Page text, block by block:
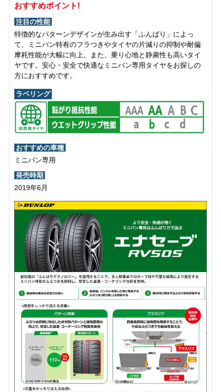
おすすめポイント!
注目の性能
特徴的なパターンデザインが生み出す「ふんばり」によっ
て、ミニバン特有のフラつきやタイヤの片減りの抑制や耐偏
摩耗性能が大幅に向上。また、乗り心地と静粛性も高いタイ
ヤです。安心・安全で快適なミニバン専用タイヤをお探しの
方におすすめです。
ラベリング
おすすめの車種
ミニバン専用
発売時期
2019年6月